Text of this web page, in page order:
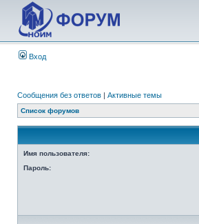
Вход
Сообщения без ответов | Активные темы
Список форумов
Имя пользователя:
Пароль: